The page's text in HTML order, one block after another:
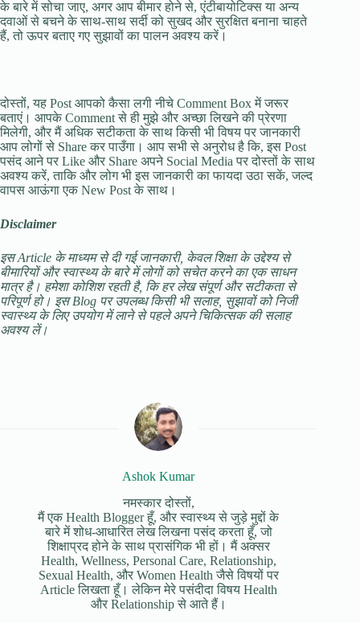
के बारे में सोचा जाए, अगर आप बीमार होने से, एंटीबायोटिक्स या अन्य
दवाओं से बचने के साथ-साथ सर्दी को सुखद और सुरक्षित बनाना चाहते
हैं, तो ऊपर बताए गए सुझावों का पालन अवश्य करें।
दोस्तों, यह Post आपको कैसा लगी नीचे Comment Box में जरूर
बताएं। आपके Comment से ही मुझे और अच्छा लिखने की प्रेरणा
मिलेगी, और मैं अधिक सटीकता के साथ किसी भी विषय पर जानकारी
आप लोगों से Share कर पाउँगा। आप सभी से अनुरोध है कि, इस Post
पसंद आने पर Like और Share अपने Social Media पर दोस्तों के साथ
अवश्य करें, ताकि और लोग भी इस जानकारी का फायदा उठा सकें, जल्द
वापस आऊंगा एक New Post के साथ।
Disclaimer
इस Article के माध्यम से दी गई जानकारी, केवल शिक्षा के उद्देश्य से
बीमारियों और स्वास्थ्य के बारे में लोगों को सचेत करने का एक साधन
मात्र है। हमेशा कोशिश रहती है, कि हर लेख संपूर्ण और सटीकता से
परिपूर्ण हो। इस Blog पर उपलब्ध किसी भी सलाह, सुझावों को निजी
स्वास्थ्य के लिए उपयोग में लाने से पहले अपने चिकित्सक की सलाह
अवश्य लें।
Ashok Kumar
नमस्कार दोस्तों,
मैं एक Health Blogger हूँ, और स्वास्थ्य से जुड़े मुद्दों के
बारे में शोध-आधारित लेख लिखना पसंद करता हूँ, जो
शिक्षाप्रद होने के साथ प्रासंगिक भी हों। मैं अक्सर
Health, Wellness, Personal Care, Relationship,
Sexual Health, और Women Health जैसे विषयों पर
Article लिखता हूँ। लेकिन मेरे पसंदीदा विषय Health
और Relationship से आते हैं।